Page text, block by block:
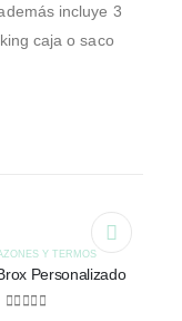
incluye 3
caja o saco
Y TERMOS
Personalizado